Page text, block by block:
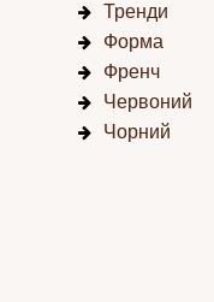
Тренди
Форма
Френч
Червоний
Чорний